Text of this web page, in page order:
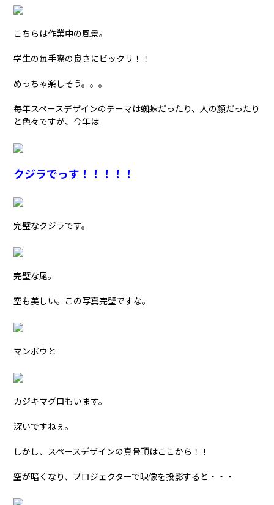
こちらは作業中の風景。
学生の毎手際の良さにビックリ！！
めっちゃ楽しそう。。。
毎年スペースデザインのテーマは蜘蛛だったり、人の顔だったり
と色々ですが、今年は
クジラでっす！！！！！
完璧なクジラです。
完璧な尾。
空も美しい。この写真完璧ですな。
マンボウと
カジキマグロもいます。
深いですねぇ。
しかし、スペースデザインの真骨頂はここから！！
空が暗くなり、プロジェクターで映像を投影すると・・・